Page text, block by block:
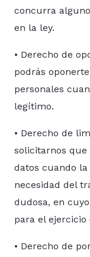
concurra
en la ley.
• Derecho de
podrás
personales
legítimo.
• Derecho de
solicitarnos
datos cuando
necesidad del
dudosa, en
para el ejercicio
• Derecho de